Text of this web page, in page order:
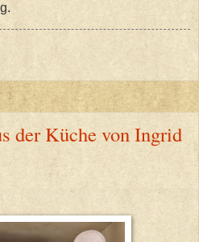
der Küche von Ingrid